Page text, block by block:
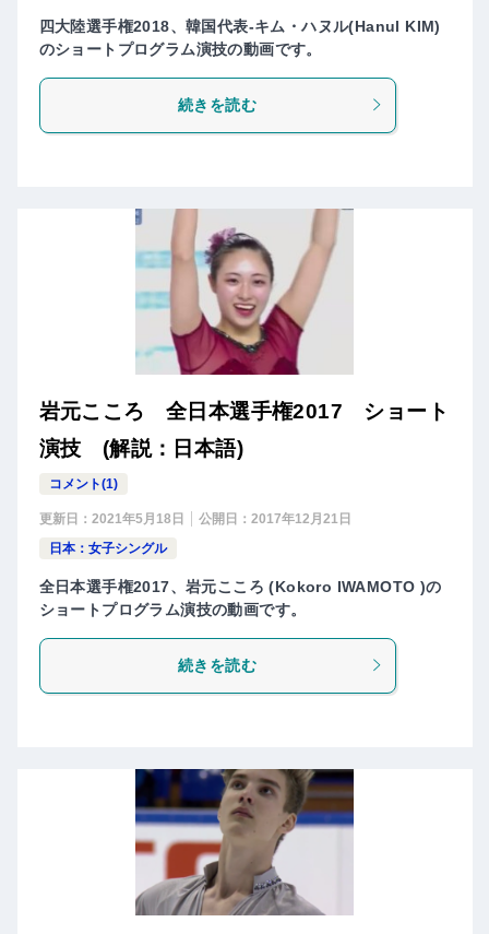
四大陸選手権2018、韓国代表-キム・ハヌル(Hanul KIM)
のショートプログラム演技の動画です。
続きを読む
岩元こころ 全日本選手権2017 ショート
演技 (解説：日本語)
コメント(1)
更新日： 2021年5月18日 公開日： 2017年12月21日
日本：女子シングル
全日本選手権2017、岩元こころ (Kokoro IWAMOTO )の
ショートプログラム演技の動画です。
続きを読む